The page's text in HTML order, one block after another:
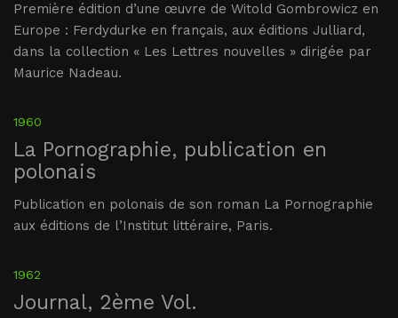
Première édition d’une œuvre de Witold Gombrowicz en
Europe : Ferdydurke en français, aux éditions Julliard,
dans la collection « Les Lettres nouvelles » dirigée par
Maurice Nadeau.
1960
La Pornographie, publication en
polonais
Publication en polonais de son roman La Pornographie
aux éditions de l’Institut littéraire, Paris.
1962
Journal, 2ème Vol.